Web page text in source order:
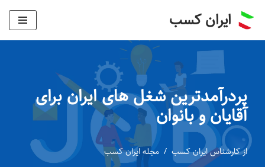
پرش
ایران کسب
پردرآمدترین شغل های ایران برای
آقایان و بانوان
ازکارشناس ایران کسب مجله ایران کسب